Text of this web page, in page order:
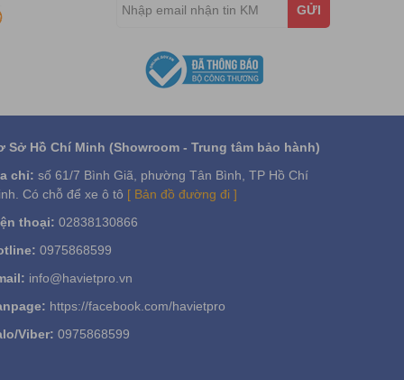
GỬI
Sở Hồ Chí Minh (Showroom - Trung tâm bảo hành)
chỉ: số 61/7 Bình Giã, phường Tân Bình, TP Hồ Chí
Có chỗ để xe ô tô [ Bản đồ đường đi ]
thoại: 02838130866
0975868599
info@havietpro.vn
https://facebook.com/havietpro
Viber: 0975868599